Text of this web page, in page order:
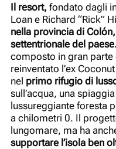
Il resort, fondato dagli
Loan e Richard “Rick”
nella provincia di
settentrionale del
composto in gran parte
reinventato l’ex
nel primo rifugio di
sull’acqua, una
lussureggiante foresta
a chilometri 0. Il
lungomare, ma ha
supportare l’isola ben